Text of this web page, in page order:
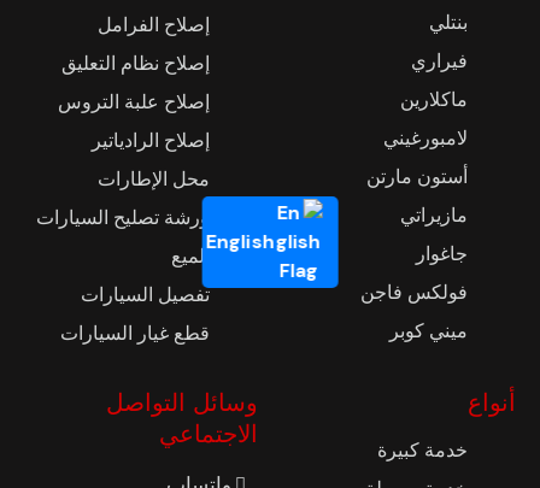
English
بنتلي
فيراري
ماكلارين
لامبورغيني
أستون مارتن
مازيراتي
جاغوار
فولكس فاجن
ميني كوبر
إصلاح الفرامل
إصلاح نظام التعليق
إصلاح علبة التروس
إصلاح الرادياتير
محل الإطارات
ورشة تصليح السيارات
تلميع
تفصيل السيارات
قطع غيار السيارات
أنواع
خدمة كبيرة
وسائل التواصل
الاجتماعي